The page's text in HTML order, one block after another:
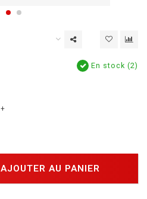
En stock (2)
+
AJOUTER AU PANIER